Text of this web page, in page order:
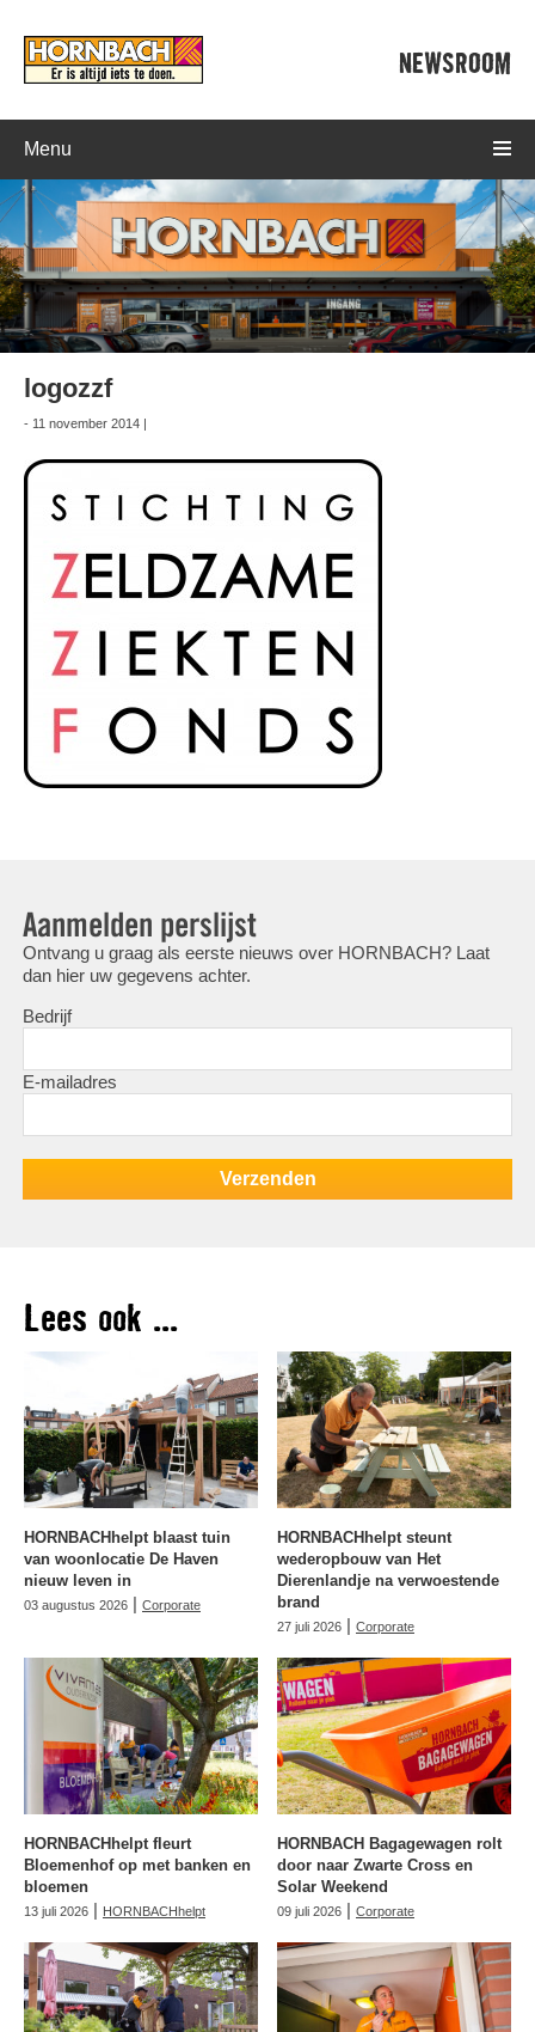
NEWSROOM
Menu
logozzf
- 11 november 2014 |
Aanmelden perslijst
Ontvang u graag als eerste nieuws over HORNBACH? Laat
dan hier uw gegevens achter.
Bedrijf
E-mailadres
Lees ook ...
HORNBACHhelpt blaast tuin
van woonlocatie De Haven
nieuw leven in
03 augustus 2026 | Corporate
HORNBACHhelpt steunt
wederopbouw van Het
Dierenlandje na verwoestende
brand
27 juli 2026 | Corporate
HORNBACHhelpt fleurt
Bloemenhof op met banken en
bloemen
13 juli 2026 | HORNBACHhelpt
HORNBACH Bagagewagen rolt
door naar Zwarte Cross en
Solar Weekend
09 juli 2026 | Corporate